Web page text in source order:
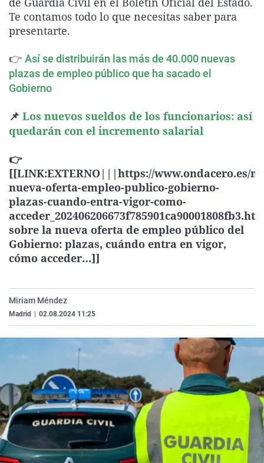
La rosa de los vientos
Caso
Operación Viuda
Extremadura
Navarra
Virales
Te contamos todo lo que necesitas saber para
presentarte.
👉 Así se distribuirán las más de 40.000 nuevas
plazas de empleo público que ha sacado el
Gobierno
📌 Los nuevos sueldos de los funcionarios: así
quedarán con el incremento salarial
👉
[[LINK:EXTERNO|||https://www.ondacero.es/
nueva-oferta-empleo-publico-gobierno-
plazas-cuando-entra-vigor-como-
sobre la nueva oferta de empleo público del
Gobierno: plazas, cuándo entra en vigor,
cómo acceder…]]
Miriam Méndez
Madrid 02.08.2024 11:25